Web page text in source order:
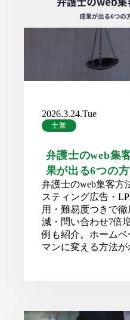
2026.3.24.Tue
士業
弁護士のweb集
果が出る6つの
弁護士のweb集客方
スティング広告・
用・難易度つきで徹
減・問い合わせ7倍
例も紹介。ホーム
マンに変える方法が